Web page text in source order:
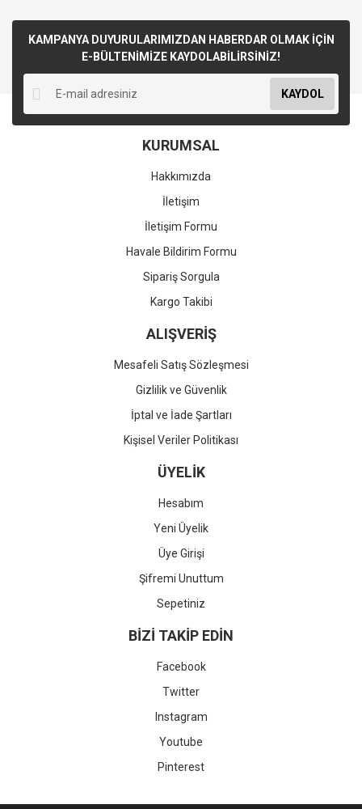
KAMPANYA DUYURULARIMIZDAN HABERDAR OLMAK İÇİN
E-BÜLTENİMİZE KAYDOLABİLİRSİNİZ!
KAYDOL
KURUMSAL
Hakkımızda
İletişim
İletişim Formu
Havale Bildirim Formu
Sipariş Sorgula
Kargo Takibi
ALIŞVERİŞ
Mesafeli Satış Sözleşmesi
Gizlilik ve Güvenlik
İptal ve İade Şartları
Kişisel Veriler Politikası
ÜYELİK
Hesabım
Yeni Üyelik
Üye Girişi
Şifremi Unuttum
Sepetiniz
BİZİ TAKİP EDİN
Facebook
Twitter
Instagram
Youtube
Pinterest